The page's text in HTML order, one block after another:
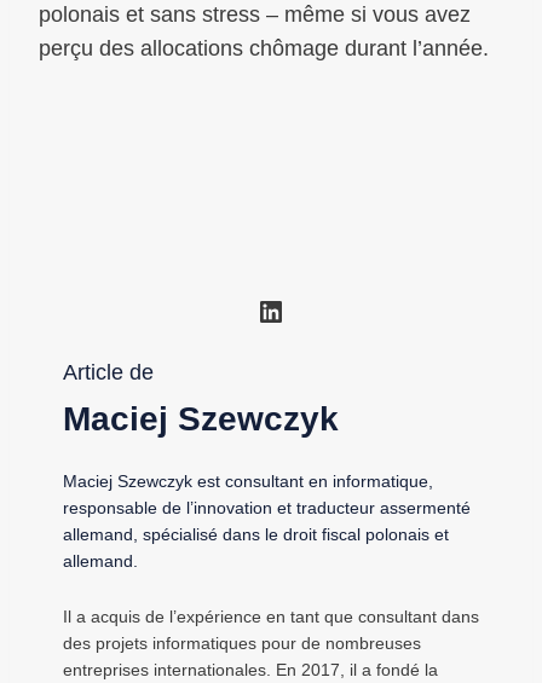
polonais et sans stress – même si vous avez
perçu des allocations chômage durant l’année.
LinkedIn
Article de
Maciej Szewczyk
Maciej Szewczyk est consultant en informatique,
responsable de l’innovation et traducteur assermenté
allemand, spécialisé dans le droit fiscal polonais et
allemand.
Il a acquis de l’expérience en tant que consultant dans
des projets informatiques pour de nombreuses
entreprises internationales. En 2017, il a fondé la